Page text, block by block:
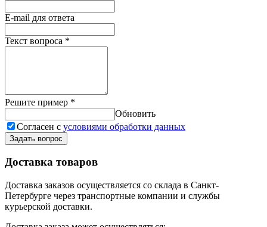
E-mail для ответа
Текст вопроса *
Решите пример *
Обновить
Согласен с условиями обработки данных
Задать вопрос
Доставка товаров
Доставка заказов осуществляется со склада в Санкт-
Петербурге через транспортные компании и службы
курьерской доставки.